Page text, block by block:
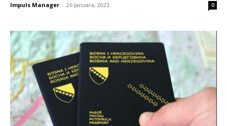
Impuls Manager - 26 Januara, 2023 0